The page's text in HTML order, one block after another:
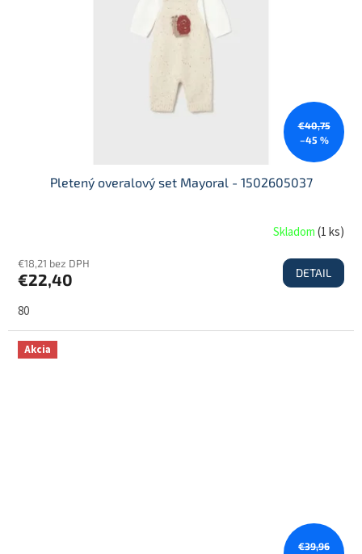
€40,75
–45 %
Pletený overalový set Mayoral - 1502605037
Skladom(1 ks)
€18,21 bez DPH
€22,40 DETAIL
80
Akcia
€39,96